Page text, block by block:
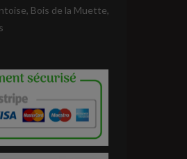
Bois de la Muette,